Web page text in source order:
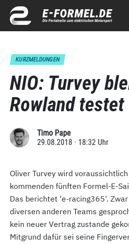
KURZMELDUNGEN
NIO: Turvey
Rowland testet
Timo Pape
29.08.2018 · 18:32 Uhr
Oliver Turvey wird
kommenden fünften Formel-E-
Das berichtet 'e-racing365'.
diversen anderen Teams
kein neuer Vertrag zustande
Mitgrund dafür sei seine